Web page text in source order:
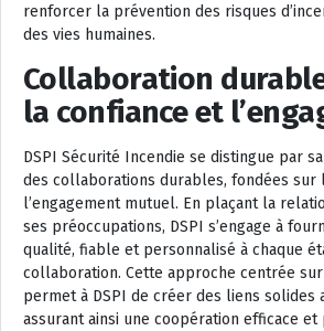
renforcer la prévention des risques
des vies humaines.
Collaboration
la confiance et
DSPI Sécurité Incendie se distingue par
des collaborations durables, fondées sur
l’engagement mutuel. En plaçant la
ses préoccupations, DSPI s’engage à
qualité, fiable et personnalisé à chaque
collaboration. Cette approche centrée
permet à DSPI de créer des liens solides
assurant ainsi une coopération efficace